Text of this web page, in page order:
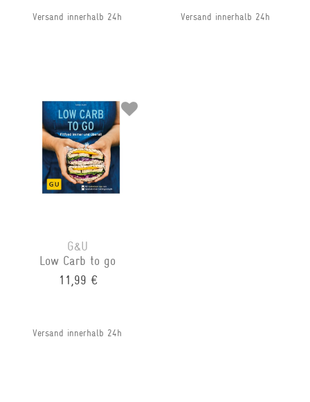
Versand innerhalb 24h Versand innerhalb 24h
G&U
Low Carb to go
11,99 €
Versand innerhalb 24h